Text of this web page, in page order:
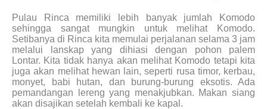
Pulau Rinca memiliki lebih banyak jumlah Komodo
sehingga sangat mungkin untuk melihat Komodo.
Setibanya di Rinca kita memulai perjalanan selama 3 jam
melalui lanskap yang dihiasi dengan pohon palem
Lontar. Kita tidak hanya akan melihat Komodo tetapi kita
juga akan melihat hewan lain, seperti rusa timor, kerbau,
monyet, babi hutan, dan burung-burung eksotis. Ada
pemandangan lereng yang menakjubkan. Makan siang
akan disajikan setelah kembali ke kapal.